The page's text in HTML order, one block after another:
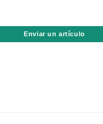
Enviar un artículo